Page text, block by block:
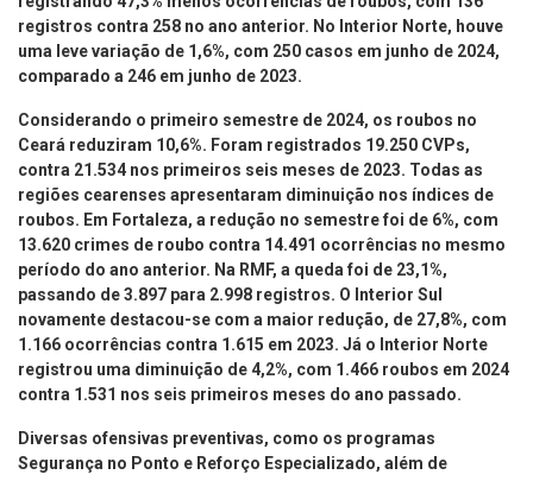
registros contra 258 no ano anterior. No Interior Norte, houve
uma leve variação de 1,6%, com 250 casos em junho de 2024,
comparado a 246 em junho de 2023.
Considerando o primeiro semestre de 2024, os roubos no
Ceará reduziram 10,6%. Foram registrados 19.250 CVPs,
contra 21.534 nos primeiros seis meses de 2023. Todas as
regiões cearenses apresentaram diminuição nos índices de
roubos. Em Fortaleza, a redução no semestre foi de 6%, com
13.620 crimes de roubo contra 14.491 ocorrências no mesmo
período do ano anterior. Na RMF, a queda foi de 23,1%,
passando de 3.897 para 2.998 registros. O Interior Sul
novamente destacou-se com a maior redução, de 27,8%, com
1.166 ocorrências contra 1.615 em 2023. Já o Interior Norte
registrou uma diminuição de 4,2%, com 1.466 roubos em 2024
contra 1.531 nos seis primeiros meses do ano passado.
Diversas ofensivas preventivas, como os programas
Segurança no Ponto e Reforço Especializado, além de